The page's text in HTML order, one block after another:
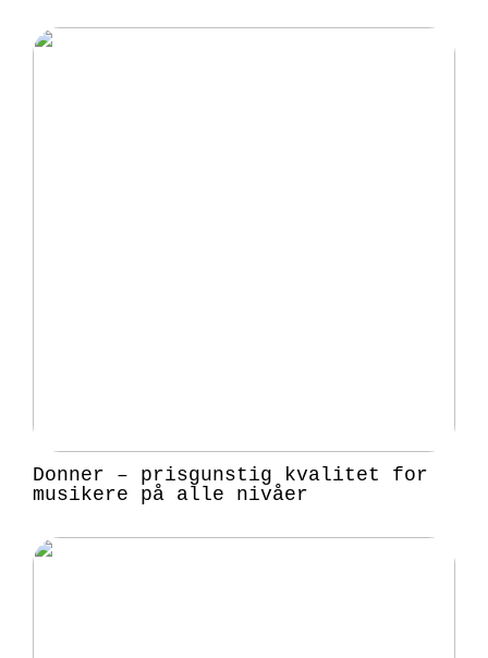
Donner – prisgunstig kvalitet for
musikere på alle nivåer